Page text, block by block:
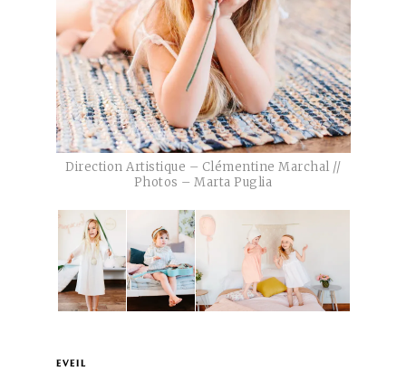
Direction Artistique – Clémentine Marchal //
Photos – Marta Puglia
eveil